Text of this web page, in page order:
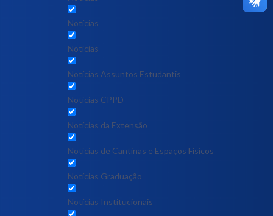
Notícias
Notícias
Notícias Assuntos Estudantis
Notícias CPPD
Notícias da Extensão
Notícias de Cantinas e Espaços Físicos
Notícias Graduação
Notícias Institucionais